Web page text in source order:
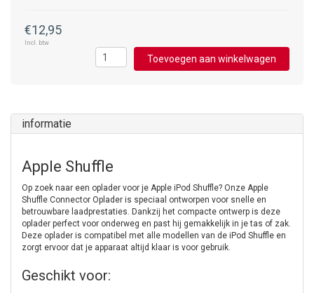
€12,95
Incl. btw
Toevoegen aan winkelwagen
informatie
Apple Shuffle
Op zoek naar een oplader voor je Apple iPod Shuffle? Onze Apple
Shuffle Connector Oplader is speciaal ontworpen voor snelle en
betrouwbare laadprestaties. Dankzij het compacte ontwerp is deze
oplader perfect voor onderweg en past hij gemakkelijk in je tas of zak.
Deze oplader is compatibel met alle modellen van de iPod Shuffle en
zorgt ervoor dat je apparaat altijd klaar is voor gebruik.
Geschikt voor: